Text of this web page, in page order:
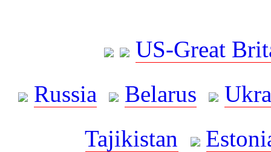
US-Great
Russia
Belarus
Tajikistan